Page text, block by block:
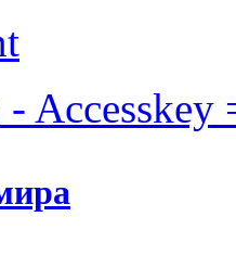
Accesskey